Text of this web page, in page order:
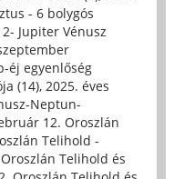
- 6 bolygós
Jupiter Vénusz
éj egyenlőség
(14), 2025. éves
Neptun-
12. Oroszlán
Telihold -
Telihold és